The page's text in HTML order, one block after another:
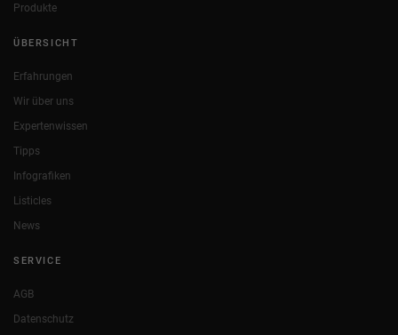
Produkte
ÜBERSICHT
Erfahrungen
Wir über uns
Expertenwissen
Tipps
Infografiken
Listicles
News
SERVICE
AGB
Datenschutz